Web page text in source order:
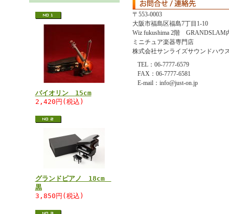
バイオリン 15cm
2,420円(税込)
グランドピアノ 18cm
黒
3,850円(税込)
〒553-0003
大阪市福島区福島7丁目1-10
Wiz fukushima 2階 GRANDSLAM
ミニチュア楽器専門店
株式会社サンライズサウンドハウ
TEL：06-7777-6579
FAX：06-7777-6581
E-mail：info@just-on.jp